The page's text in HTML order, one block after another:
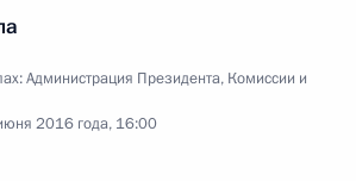
Администрация Президента, Комиссии и
2016 года, 16:00